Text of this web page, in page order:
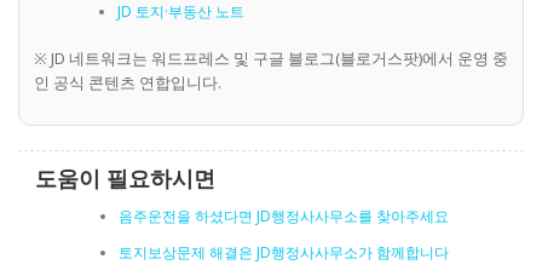
JD 토지·부동산 노트
※ JD 네트워크는 워드프레스 및 구글 블로그(블로거스팟)에서 운영 중
인 공식 콘텐츠 연합입니다.
도움이 필요하시면
음주운전을 하셨다면 JD행정사사무소를 찾아주세요
토지보상문제 해결은 JD행정사사무소가 함께합니다